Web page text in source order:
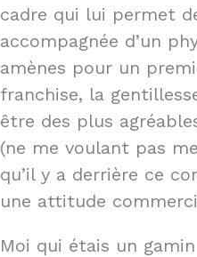
cadre qui lui permet
accompagnée d’un
amènes pour un
franchise, la
être des plus
(ne me voulant pas
qu’il y a derrière ce
une attitude
Moi qui étais un